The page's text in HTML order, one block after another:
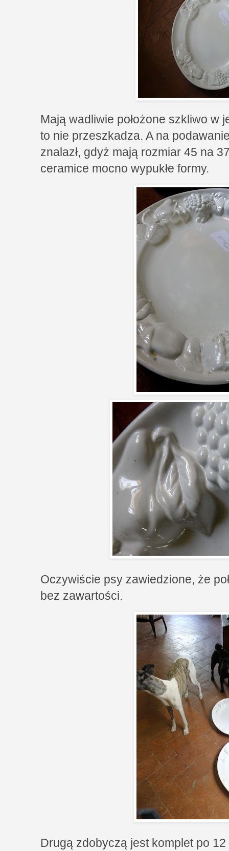
Mają wadliwie położone szkliwo w
to nie przeszkadza. A na
znalazł, gdyż mają rozmiar 45 na
ceramice mocno wypukłe formy.
Oczywiście psy zawiedzione, że
bez zawartości.
Drugą zdobyczą jest komplet po 12